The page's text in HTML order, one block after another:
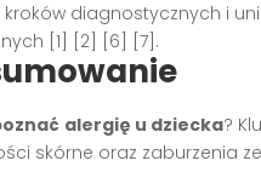
diagnostycznych i
[1] [2] [6] [7].
alergię u dziecka?
skórne oraz zaburzenia